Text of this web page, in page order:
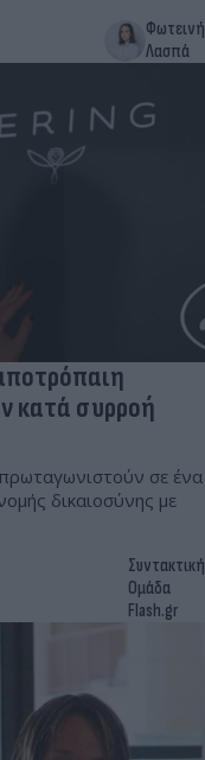
Φωτεινή
Λασπά
κατά συρροή
σε ένα
δικαιοσύνης με
Συντακτική
Ομάδα
Flash.gr